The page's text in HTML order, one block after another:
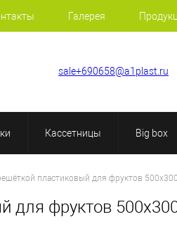
Галерея
sale+690658@a1plast.ru
Кассетницы Big box
пластиковый для фруктов
для фруктов